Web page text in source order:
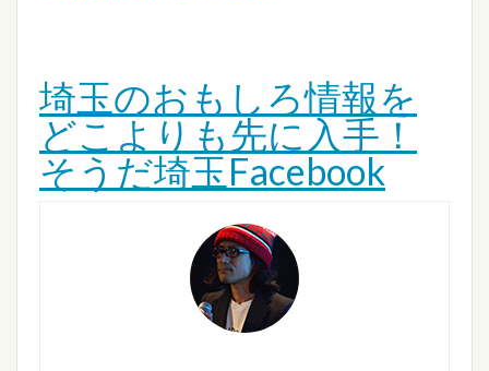
埼玉のおもしろ情報を
どこよりも先に入手！
そうだ埼玉Facebook